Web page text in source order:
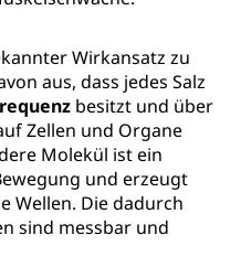
Wirkansatz zu
aus, dass jedes Salz
besitzt und über
Zellen und Organe
Molekül ist ein
und erzeugt
Wellen. Die dadurch
sind messbar und